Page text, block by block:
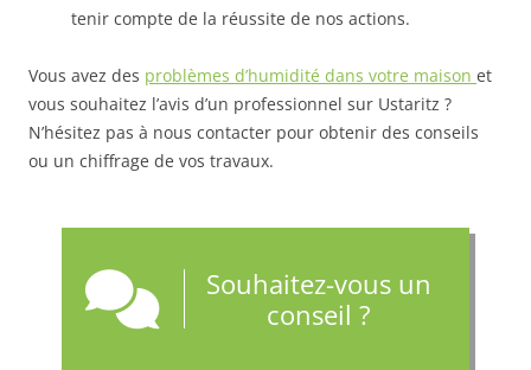
tenir compte de la réussite de nos actions.
Vous avez des problèmes d’humidité dans votre maison et
vous souhaitez l’avis d’un professionnel sur Ustaritz ?
N’hésitez pas à nous contacter pour obtenir des conseils
ou un chiffrage de vos travaux.
Souhaitez-vous un
conseil ?